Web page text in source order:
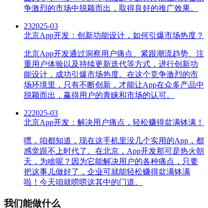
争激烈的市场中脱颖而出，取得良好的推广效果。
232025-03
北京App开发：创新功能设计，如何引爆市场热度？
北京App开发通过洞察用户痛点、紧跟潮流趋势、注
重用户体验以及持续更新迭代等方式，进行创新功
能设计，成功引爆市场热度。在这个竞争激烈的市
场环境里，只有不断创新，才能让App在众多产品中
脱颖而出，赢得用户的青睐和市场的认可。
222025-03
北京App开发：解决用户痛点，轻松赚得盆满钵满！
嘿，咱都知道，现在这手机里没几个实用的App，都
感觉跟不上时代了。在北京，App开发那可是热火朝
天，为啥呢？因为它能解决用户的各种痛点，只要
把这事儿做好了，企业可就能轻松赚得盆满钵满
啦！今天咱就唠唠这其中的门道。
我们能做什么